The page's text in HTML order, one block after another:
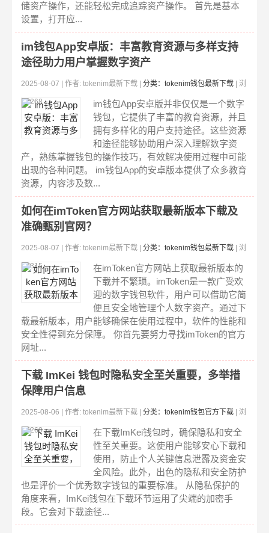
储资产操作，还能轻松完成追踪资产操作。 首先是基本
设置，打开应...
im钱包App安卓版：丰富教育资源与多样支持
途径助力用户掌握数字资产
2025-08-07 | 作者: tokenim最新下载 | 分类：tokenim钱包最新下载 | 浏
览:268
im钱包App安卓版并非仅仅是一个数字
钱包，它提供了丰富的教育资源，并且
拥有多样化的用户支持途径。这些资源
和途径能够协助用户深入理解数字资
产，熟练掌握钱包的操作技巧，有效解决使用过程中可能
出现的各种问题。 im钱包App的安卓版本提供了众多教育
资源，内容涉及数...
如何在imToken官方网站获取最新版本下载及
准确甄别官网？
2025-08-07 | 作者: tokenim最新下载 | 分类：tokenim钱包最新下载 | 浏
览:315
在imToken官方网站上获取最新版本的
下载并不繁琐。imToken是一款广受欢
迎的数字钱包软件，用户可以借助它简
便且安全地管理个人数字资产。通过下
载最新版本，用户能够确保在使用过程中，软件的性能和
安全性得到充分保障。 你首先要努力寻找imToken的官方
网址...
下载 ImKei 钱包时隐私安全至关重要，多举措
保障用户信息
2025-08-06 | 作者: tokenim最新下载 | 分类：tokenim钱包官方下载 | 浏
览:260
在下载ImKei钱包时，确保隐私和安全
性至关重要。这使用户能够安心下载和
使用，防止个人关键信息泄露及资金安
全风险。此外，出色的隐私和安全防护
也是评价一个优秀数字钱包的重要标准。 从隐私保护的
角度来看，ImKei钱包在下载环节运用了尖端的加密手
段。它会对下载途径...